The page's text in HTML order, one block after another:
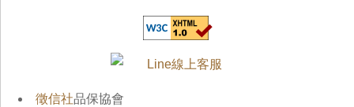
徵信社品保協會